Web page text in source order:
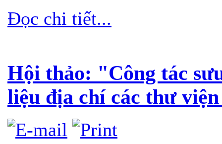
Đọc chi tiết...
Hội thảo: "Công tác
liệu địa chí các thư